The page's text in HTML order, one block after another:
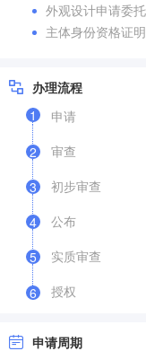
外观设计申请委托
主体身份资格证
办理流程
1
申请
2
审查
3
初步审查
4
公布
5
实质审查
6 授权
申请周期